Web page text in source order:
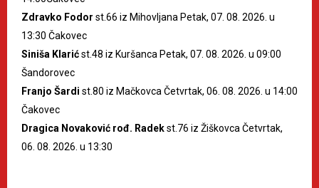
Zdravko Fodor st.66 iz Mihovljana Petak, 07. 08. 2026. u
13:30 Čakovec
Siniša Klarićst.48 iz Kuršanca Petak, 07. 08. 2026. u 09:00
Šandorovec
Franjo Šardi st.80 iz Mačkovca Četvrtak, 06. 08. 2026. u 14:00
Čakovec
Dragica Novaković rođ. Radekst.76 iz Žiškovca Četvrtak,
06. 08. 2026. u 13:30